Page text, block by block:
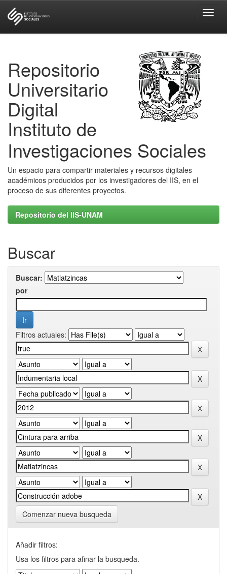
Repositorio
Universitario
Digital
Instituto de
Investigaciones Sociales
Un espacio para compartir materiales y recursos digitales
académicos producidos por los investigadores del IIS, en el
proceso de sus diferentes proyectos.
Repositorio del IIS-UNAM
Buscar
Buscar:
por
Filtros actuales:
Comenzar nueva busqueda
Añadir filtros:
Usa los filtros para afinar la busqueda.